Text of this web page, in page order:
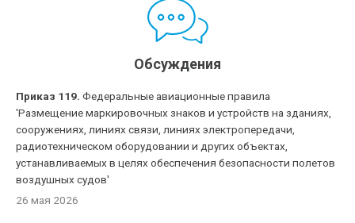
Обсуждения
Приказ 119. Федеральные авиационные правила
'Размещение маркировочных знаков и устройств на зданиях,
сооружениях, линиях связи, линиях электропередачи,
радиотехническом оборудовании и других объектах,
устанавливаемых в целях обеспечения безопасности полетов
воздушных судов'
26 мая 2026